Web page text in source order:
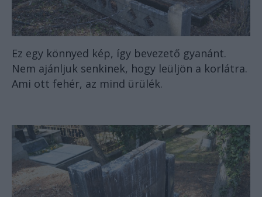
Ez egy könnyed kép, így bevezető gyanánt.
Nem ajánljuk senkinek, hogy leüljön a korlátra.
Ami ott fehér, az mind ürülék.